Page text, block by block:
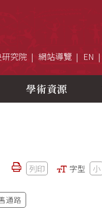
究院 網站導覽 EN
學術資源
列印 字型 小
通路